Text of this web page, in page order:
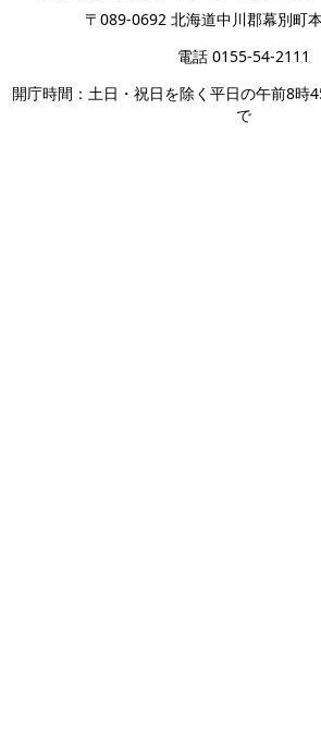
〒089-0692 北海道中川郡幕別町
電話 0155-54-2111
開庁時間：土日・祝日を除く平日の午前8時
で